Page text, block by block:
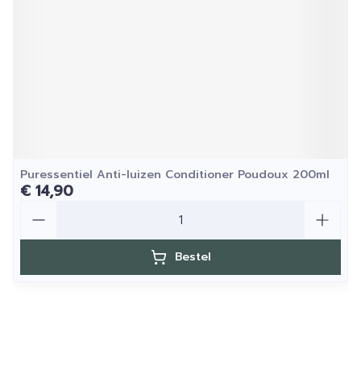
Puressentiel Anti-luizen Conditioner Poudoux 200ml
€ 14,90
Bestel